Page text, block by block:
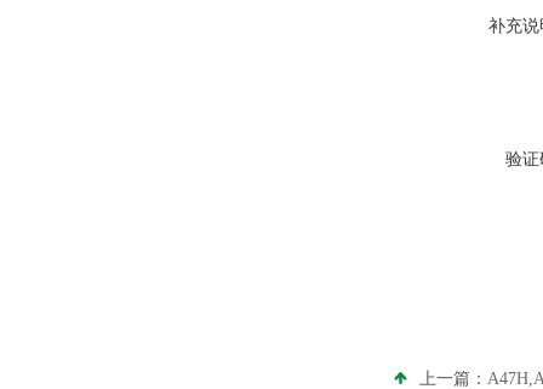
补充说
验证
上一篇：